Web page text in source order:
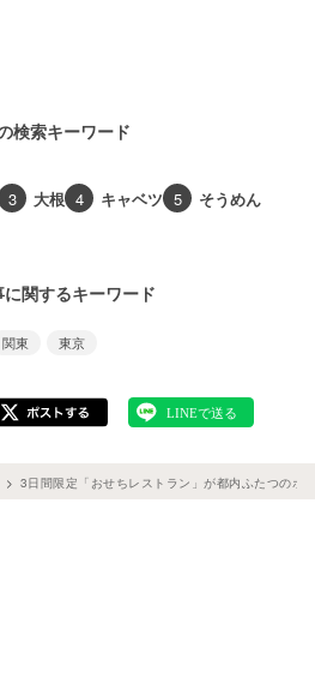
検索キーワード
3 大根 4 キャベツ 5 そうめん
に関するキーワード
関東 東京
3日間限定「おせちレストラン」が都内ふたつのホ